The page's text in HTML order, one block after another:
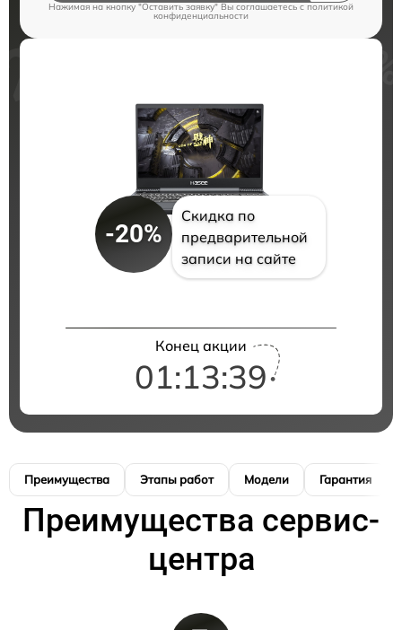
Нажимая на кнопку "Оставить заявку" Вы соглашаетесь cполитикой
конфиденциальности
-20%
Скидка по
предварительной
записи на сайте
Конец акции
01:13:39
Преимущества Этапы работ Модели Гарантия
Преимущества сервис-
центра